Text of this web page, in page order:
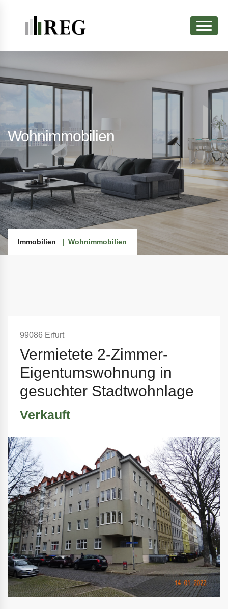
Wohnimmobilien
Immobilien Wohnimmobilien
99086 Erfurt
Vermietete 2-Zimmer-
Eigentumswohnung in
gesuchter Stadtwohnlage
Verkauft